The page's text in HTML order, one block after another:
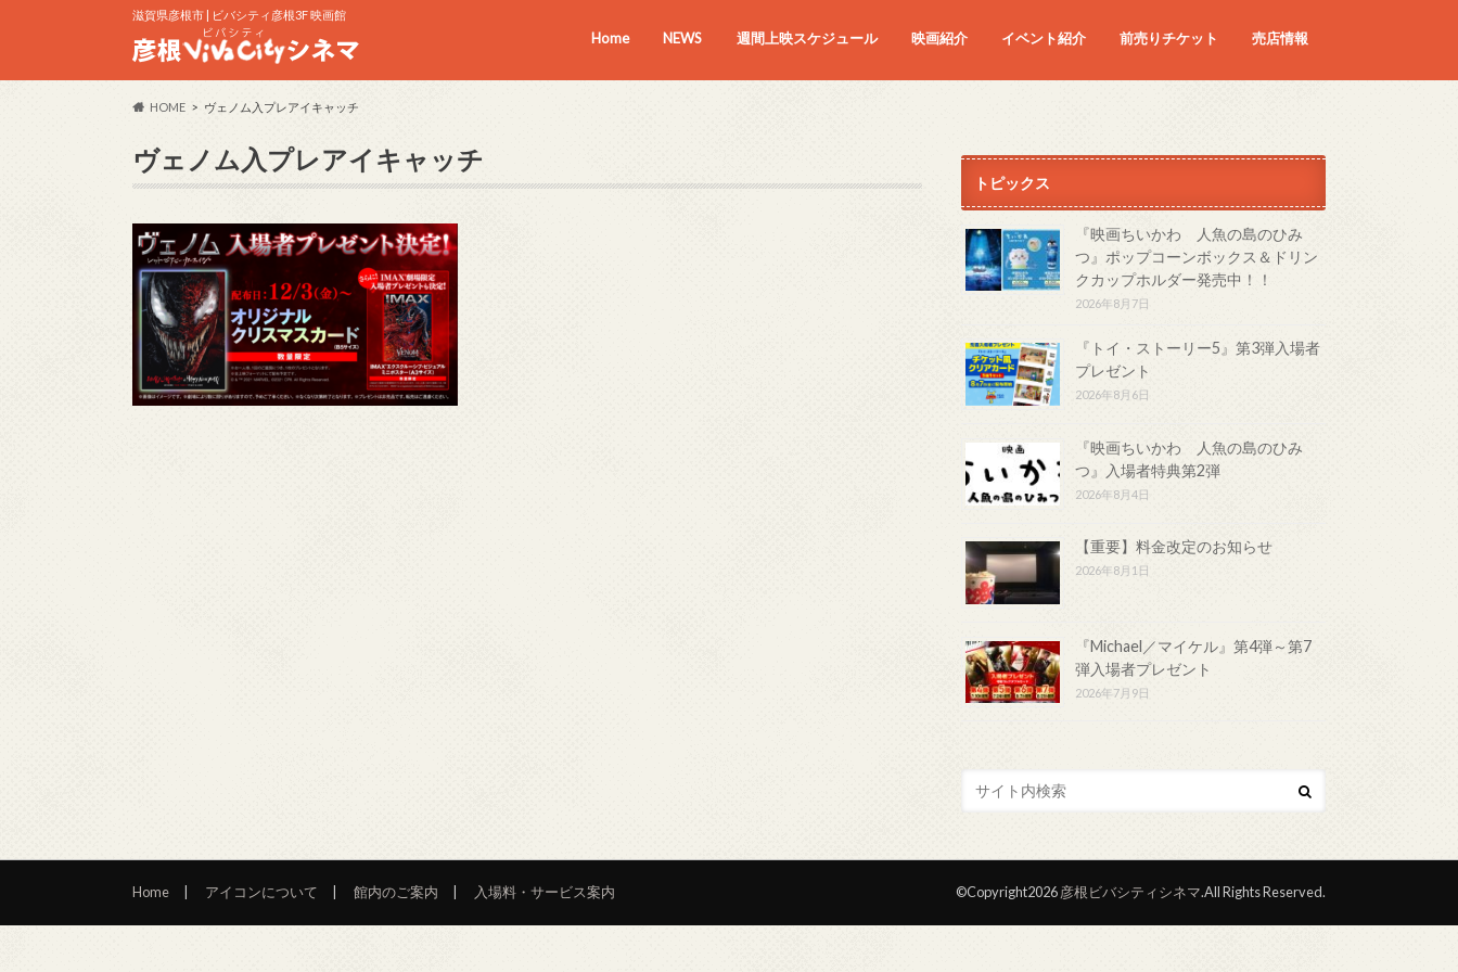
滋賀県彦根市 | ビバシティ彦根3F 映画館
Home NEWS 週間上映スケジュール 映画紹介 イベント紹介 前売りチケット 売店情報
HOME ヴェノム入プレアイキャッチ
ヴェノム入プレアイキャッチ
トピックス
『映画ちいかわ 人魚の島のひみ
つ』ポップコーンボックス＆ドリン
クカップホルダー発売中！！
2026年8月7日
『トイ・ストーリー5』第3弾入場者
プレゼント
2026年8月6日
『映画ちいかわ 人魚の島のひみ
つ』入場者特典第2弾
2026年8月4日
【重要】料金改定のお知らせ
2026年8月1日
『Michael／マイケル』第4弾～第7
弾入場者プレゼント
2026年7月9日
Home アイコンについて 館内のご案内 入場料・サービス案内 ©Copyright2026彦根ビバシティシネマ.All Rights Reserved.